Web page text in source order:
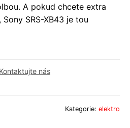
A pokud chcete extra
SRS-XB43 je tou
Kontaktujte nás
Kategorie: elektro